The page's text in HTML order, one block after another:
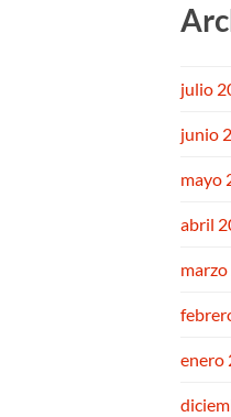
julio
junio
mayo
abril
enero